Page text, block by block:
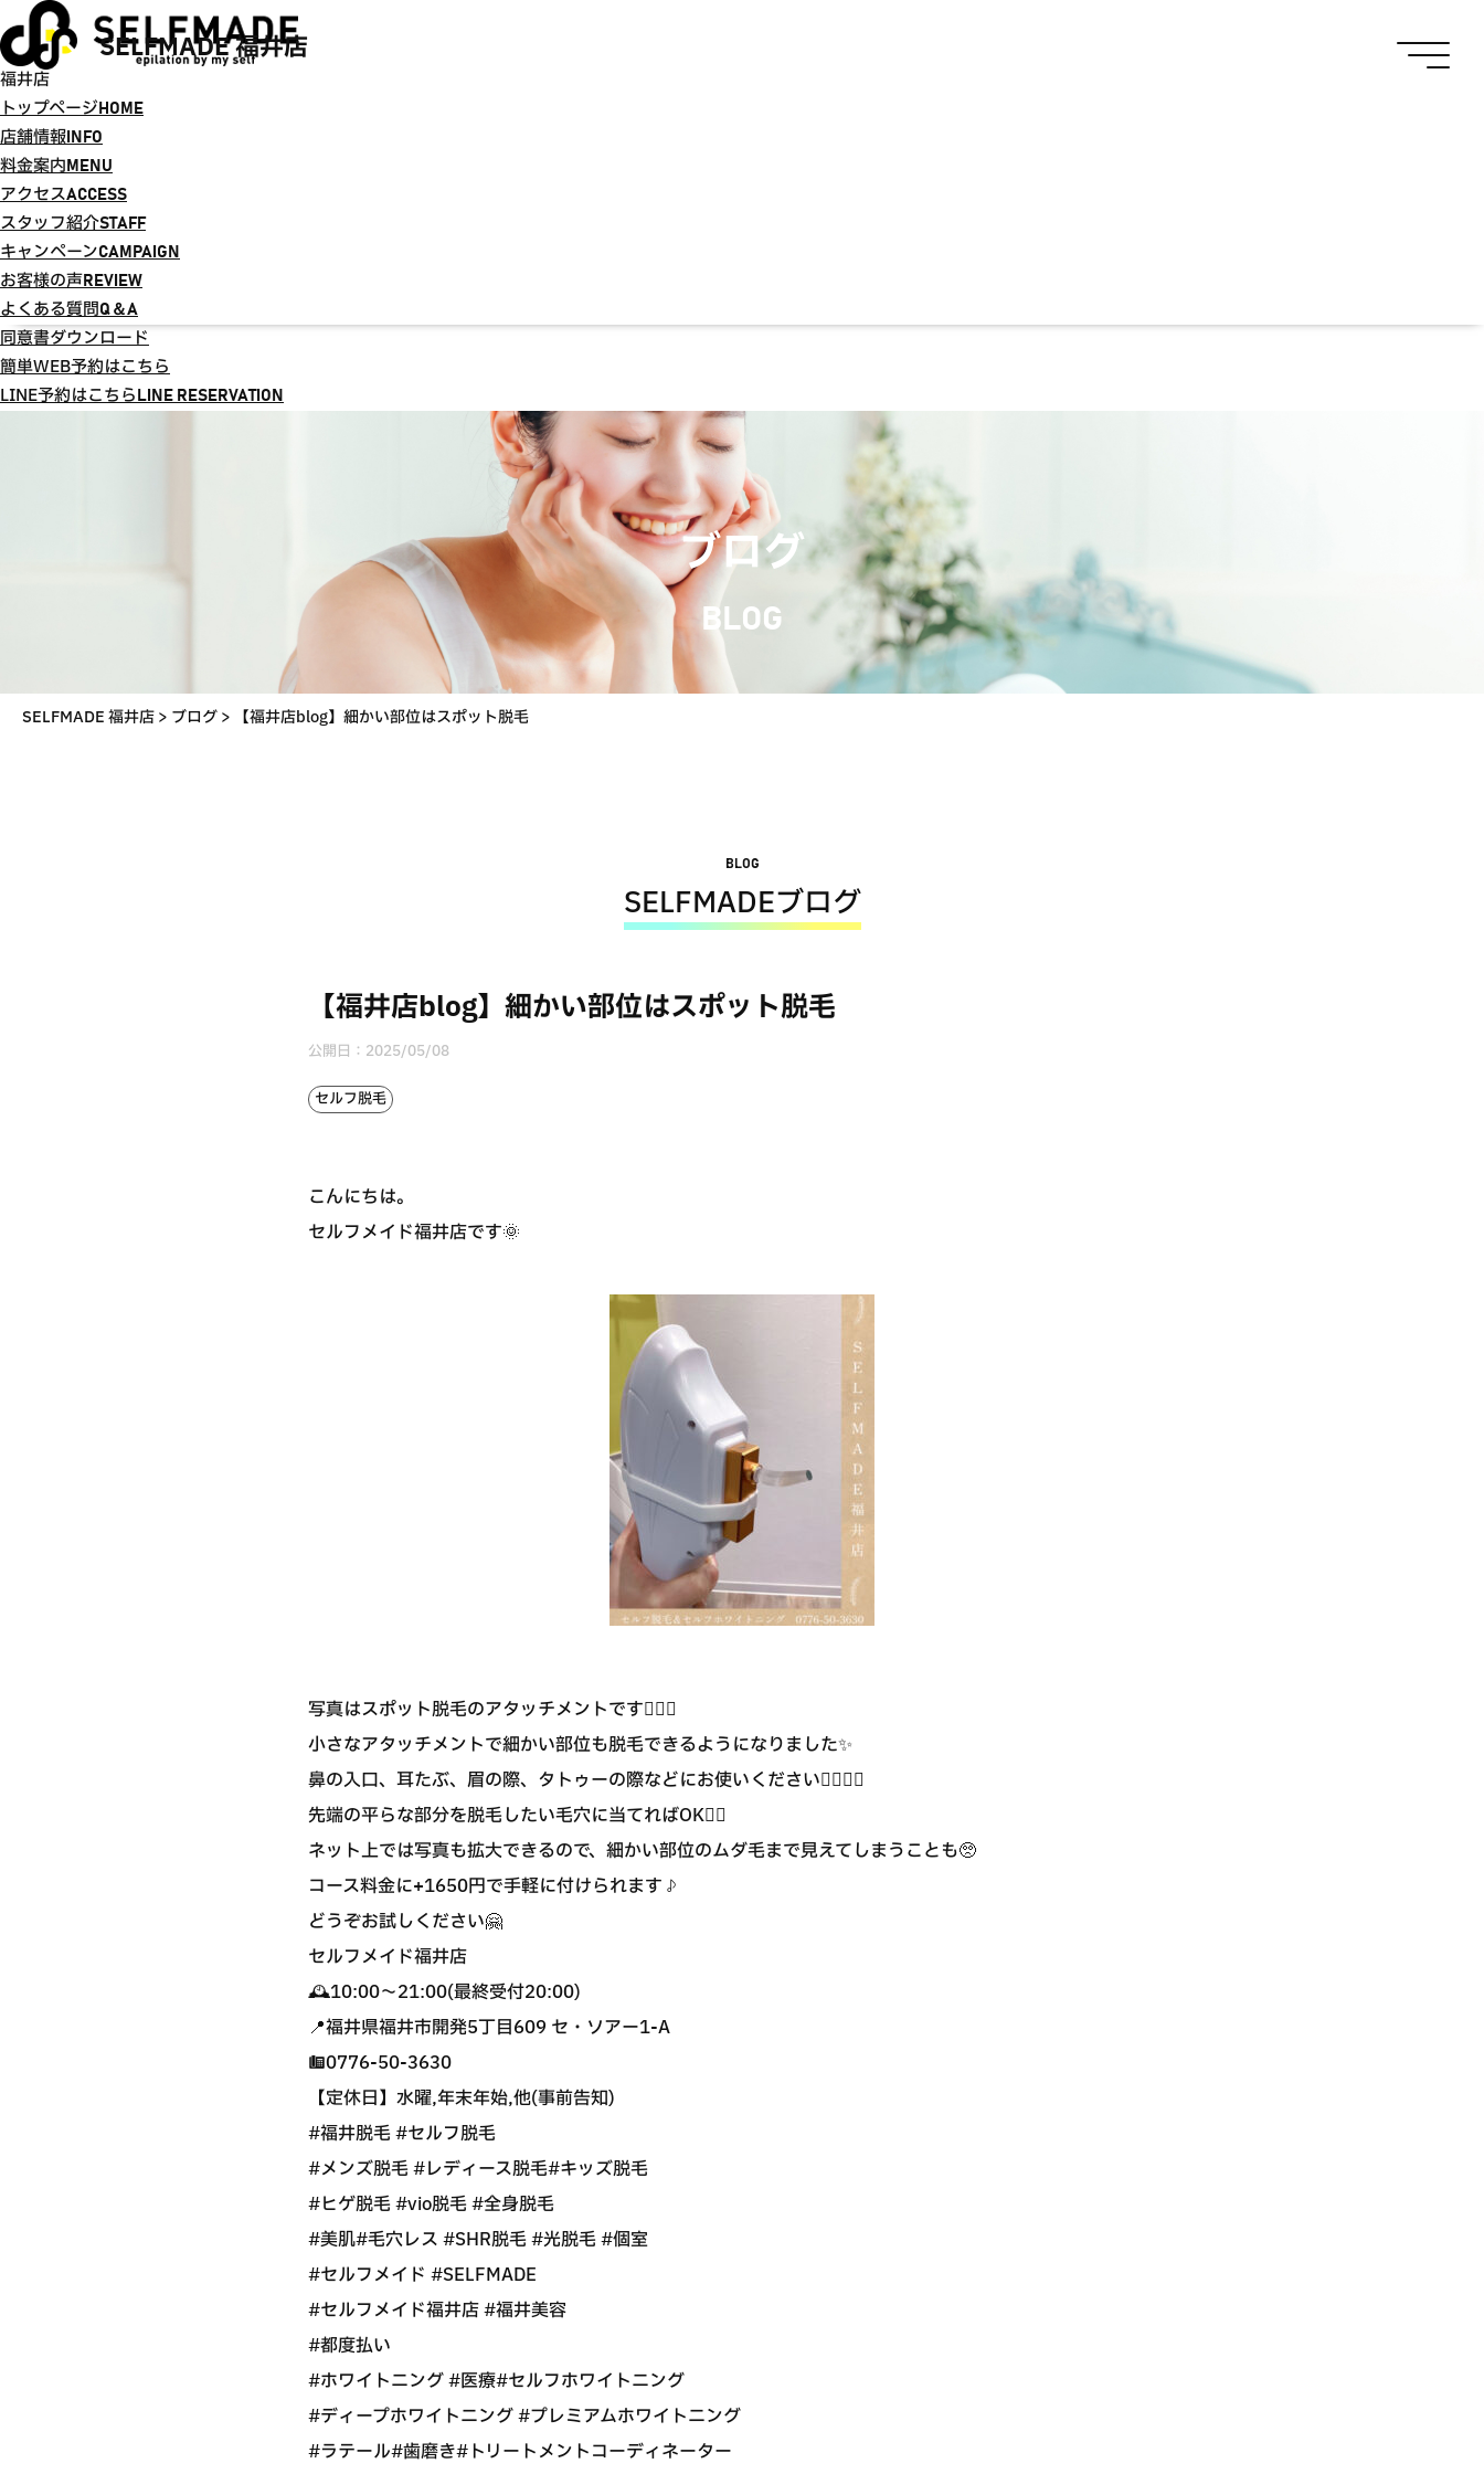
SELFMADE 福井店
福井店
トップページ HOME
店舗情報 INFO
料金案内 MENU
アクセスACCESS
スタッフ紹介STAFF
キャンペーンCAMPAIGN
お客様の声 REVIEW
よくある質問Q＆A
同意書ダウンロード
簡単WEB予約はこちら
LINE予約はこちら LINE RESERVATION
ブログ
BLOG
SELFMADE 福井店> ブログ> 【福井店blog】細かい部位はスポット脱毛
BLOG
SELFMADEブログ
【福井店blog】細かい部位はスポット脱毛
公開日： 2025/05/08
セルフ脱毛
こんにちは。
セルフメイド福井店です🌞
写真はスポット脱毛のアタッチメントです💁🏻‍♀️
小さなアタッチメントで細かい部位も脱毛できるようになりました✨
鼻の入口、耳たぶ、眉の際、タトゥーの際などにお使いください💁🏻‍♀️✨
先端の平らな部分を脱毛したい毛穴に当てればOK👍🏼
ネット上では写真も拡大できるので、細かい部位のムダ毛まで見えてしまうことも🥺
コース料金に+1650円で手軽に付けられます♪
どうぞお試しください🤗
セルフメイド福井店
🕰10:00〜21:00(最終受付20:00)
📍福井県福井市開発5丁目609 セ・ソアー1-A
☎️0776-50-3630
【定休日】水曜,年末年始,他(事前告知)
#福井脱毛 #セルフ脱毛
#メンズ脱毛 #レディース脱毛#キッズ脱毛
#ヒゲ脱毛 #vio脱毛 #全身脱毛
#美肌#毛穴レス #SHR脱毛 #光脱毛 #個室
#セルフメイド #SELFMADE
#セルフメイド福井店 #福井美容
#都度払い
#ホワイトニング #医療#セルフホワイトニング
#ディープホワイトニング #プレミアムホワイトニング
#ラテール#歯磨き#トリートメントコーディネーター